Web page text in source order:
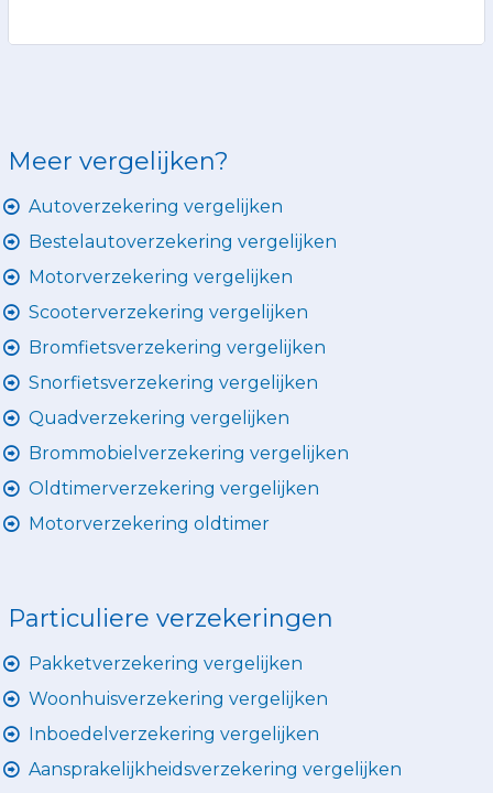
Meer vergelijken?
Autoverzekering vergelijken
Bestelautoverzekering vergelijken
Motorverzekering vergelijken
Scooterverzekering vergelijken
Bromfietsverzekering vergelijken
Snorfietsverzekering vergelijken
Quadverzekering vergelijken
Brommobielverzekering vergelijken
Oldtimerverzekering vergelijken
Motorverzekering oldtimer
Particuliere verzekeringen
Pakketverzekering vergelijken
Woonhuisverzekering vergelijken
Inboedelverzekering vergelijken
Aansprakelijkheidsverzekering vergelijken